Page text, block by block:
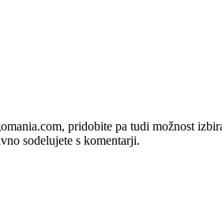
pridobite pa tudi možnost
sodelujete s komentarji.